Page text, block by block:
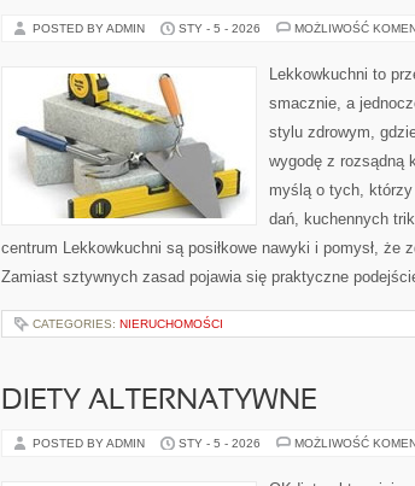
POSTED BY ADMIN STY - 5 - 2026 MOŻLIWOŚĆ
Lekkowkuchni to
smacznie, a
stylu zdrowym,
wygodę z rozsądną
myślą o tych,
dań, kuchennych
centrum Lekkowkuchni są posiłkowe nawyki i pomysł, że
Zamiast sztywnych zasad pojawia się praktyczne
CATEGORIES: NIERUCHOMOŚCI
DIETY ALTERNATYWNE
POSTED BY ADMIN STY - 5 - 2026 MOŻLIWOŚĆ